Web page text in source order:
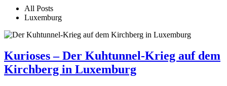
All Posts
Luxemburg
Kurioses – Der Kuhtunnel-Krieg auf dem
Kirchberg in Luxemburg